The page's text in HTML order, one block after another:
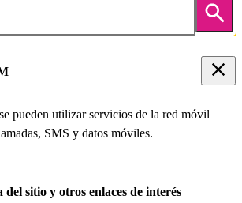
pueden utilizar servicios de la red móvil
SMS y datos móviles.
del sitio y otros enlaces de interés